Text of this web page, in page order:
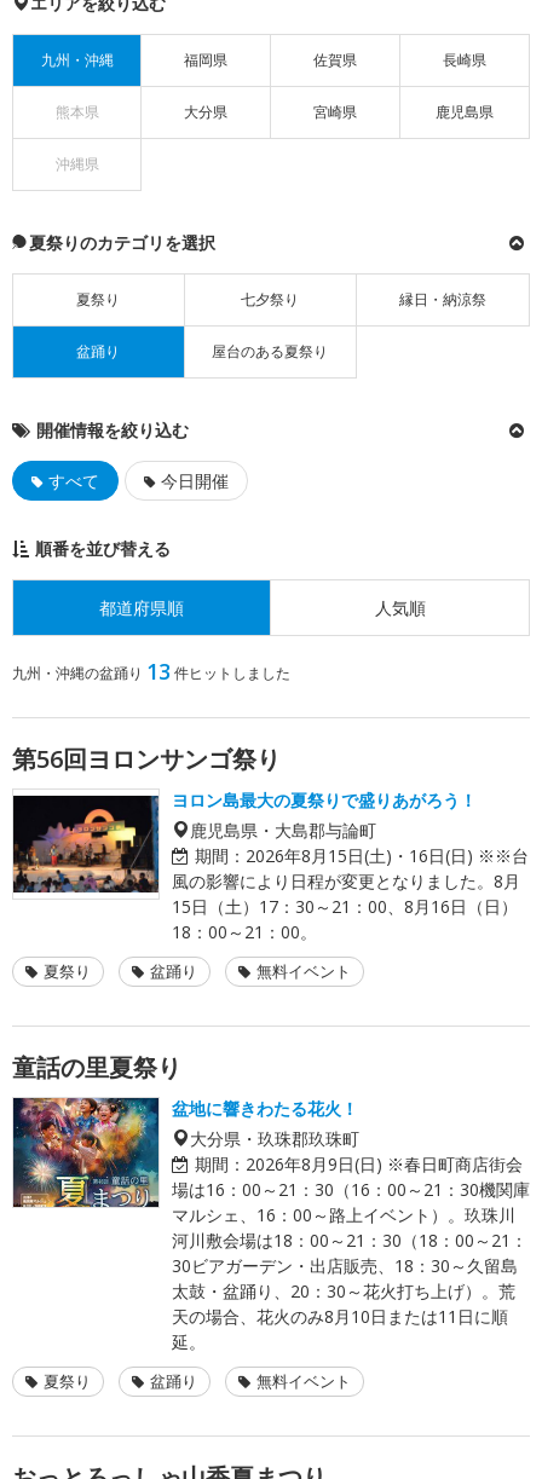
九州・沖縄 福岡県 佐賀県 長崎県
熊本県 大分県 宮崎県 鹿児島県
沖縄県
夏祭りのカテゴリを選択
夏祭り 七夕祭り 縁日・納涼祭
盆踊り 屋台のある夏祭り
開催情報を絞り込む
すべて 今日開催
順番を並び替える
都道府県順 人気順
九州・沖縄の盆踊り 13 件ヒットしました
第56回ヨロンサンゴ祭り
ヨロン島最大の夏祭りで盛りあがろう！
鹿児島県・大島郡与論町
期間： 2026年8月15日(土)・16日(日) ※※台
風の影響により日程が変更となりました。8月
15日（土）17：30～21：00、8月16日（日）
18：00～21：00。
夏祭り 盆踊り 無料イベント
童話の里夏祭り
盆地に響きわたる花火！
大分県・玖珠郡玖珠町
期間： 2026年8月9日(日) ※春日町商店街会
場は16：00～21：30（16：00～21：30機関庫
マルシェ、16：00～路上イベント）。玖珠川
河川敷会場は18：00～21：30（18：00～21：
30ビアガーデン・出店販売、18：30～久留島
太鼓・盆踊り、20：30～花火打ち上げ）。荒
天の場合、花火のみ8月10日または11日に順
延。
夏祭り 盆踊り 無料イベント